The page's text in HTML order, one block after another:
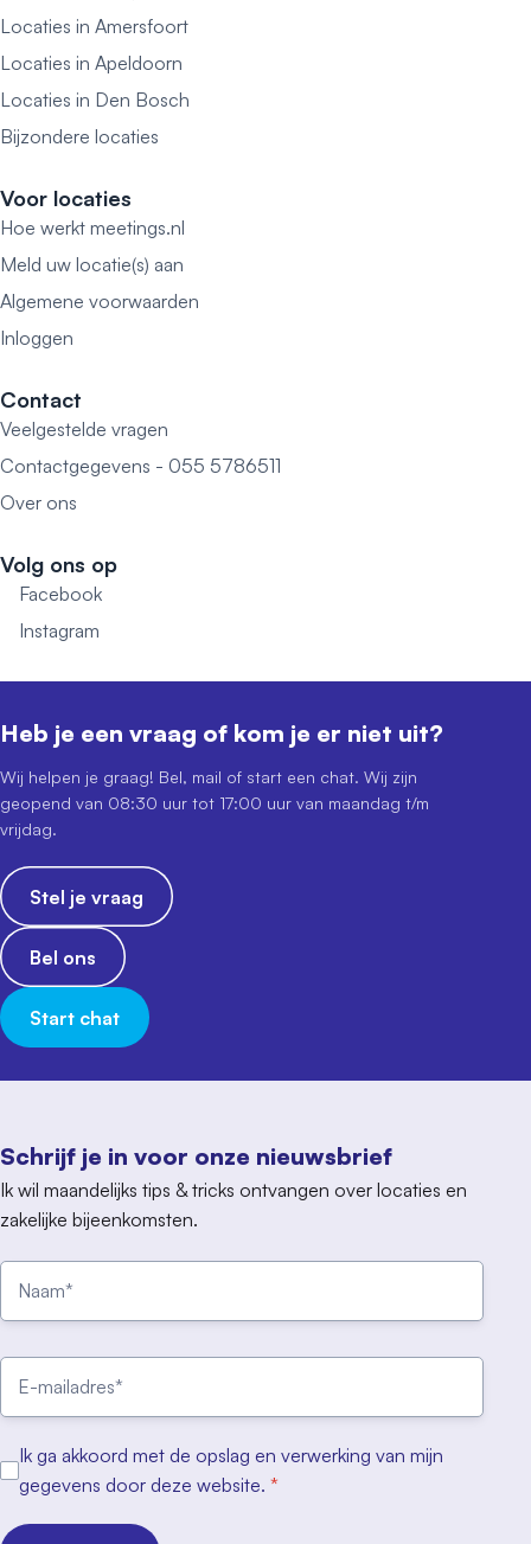
Locaties in Amersfoort
Locaties in Apeldoorn
Locaties in Den Bosch
Bijzondere locaties
Voor locaties
Hoe werkt meetings.nl
Meld uw locatie(s) aan
Algemene voorwaarden
Inloggen
Contact
Veelgestelde vragen
Contactgegevens - 055 5786511
Over ons
Volg ons op
Facebook
Instagram
Schrijf je in voor onze nieuwsbrief
Ik wil maandelijks tips & tricks ontvangen over locaties en
zakelijke bijeenkomsten.
Ik ga akkoord met de opslag en verwerking van mijn
gegevens door deze website. *
Heb je een vraag of kom je er niet uit?
Wij helpen je graag! Bel, mail of start een chat. Wij zijn
geopend van 08:30 uur tot 17:00 uur van maandag t/m
vrijdag.
Stel je vraag
Bel ons
Start chat